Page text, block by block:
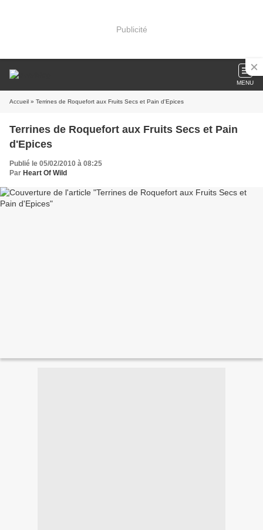
Publicité
MENU
Accueil » Terrines de Roquefort aux Fruits Secs et Pain d'Epices
Terrines de Roquefort aux Fruits Secs et Pain
d'Epices
Publié le 05/02/2010 à 08:25
Par Heart Of Wild